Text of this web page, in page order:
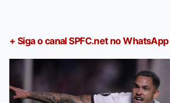
+ Siga o canal SPFC.net no WhatsApp